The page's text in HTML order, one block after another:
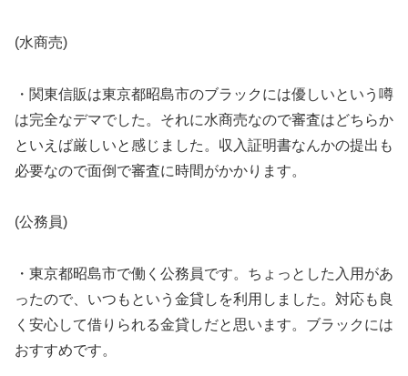
(水商売)
・関東信販は東京都昭島市のブラックには優しいという噂
は完全なデマでした。それに水商売なので審査はどちらか
といえば厳しいと感じました。収入証明書なんかの提出も
必要なので面倒で審査に時間がかかります。
(公務員)
・東京都昭島市で働く公務員です。ちょっとした入用があ
ったので、いつもという金貸しを利用しました。対応も良
く安心して借りられる金貸しだと思います。ブラックには
おすすめです。